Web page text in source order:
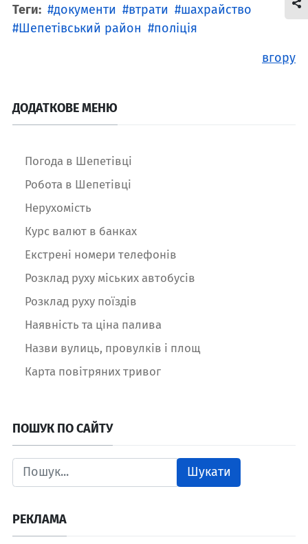
Теги: документи втрати
шахрайство
Шепетівський район
поліція
вгору
ДОДАТКОВЕ МЕНЮ
Погода в Шепетівці
Робота в Шепетівці
Нерухомість
Курс валют в банках
Екстрені номери телефонів
Розклад руху міських автобусів
Розклад руху поїздів
Наявність та ціна палива
Назви вулиць, провулків і площ
Карта повітряних тривог
ПОШУК ПО САЙТУ
Шукати
РЕКЛАМА